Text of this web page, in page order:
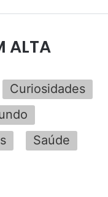
ALTA
Curiosidades
Saúde